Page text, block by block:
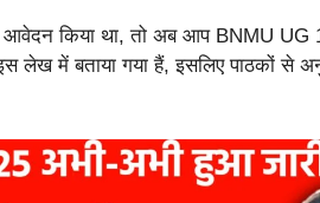
किया था, तो अब आप BNMU
में बताया गया हैं, इसलिए पाठकों से